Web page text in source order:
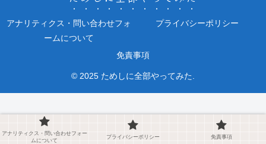
アナリティクス・問い合わせフォ
ームについて
プライバシーポリシー
免責事項
© 2025 ためしに全部やってみた.
アナリティクス・問い合わせフォー
ムについて
プライバシーポリシー 免責事項